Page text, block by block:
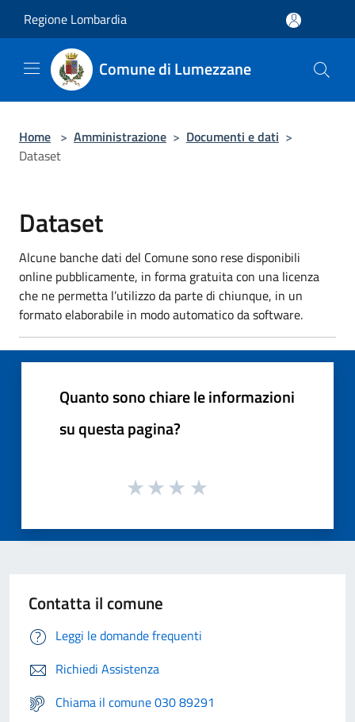
Regione Lombardia
Comune di Lumezzane
Home > Amministrazione > Documenti e dati >
Dataset
Dataset
Alcune banche dati del Comune sono rese disponibili
online pubblicamente, in forma gratuita con una licenza
che ne permetta l’utilizzo da parte di chiunque, in un
formato elaborabile in modo automatico da software.
Quanto sono chiare le informazioni
su questa pagina?
Contatta il comune
Leggi le domande frequenti
Richiedi Assistenza
Chiama il comune 030 89291